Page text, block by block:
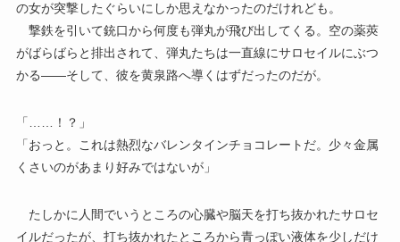
の女が突撃したぐらいにしか思えなかったのだけれども。
撃鉄を引いて銃口から何度も弾丸が飛び出してくる。空の薬莢
がばらばらと排出されて、弾丸たちは一直線にサロセイルにぶつ
かる――そして、彼を黄泉路へ導くはずだったのだが。
「……！？」
「おっと。これは熱烈なバレンタインチョコレートだ。少々金属
くさいのがあまり好みではないが」
たしかに人間でいうところの心臓や脳天を打ち抜かれたサロセ
イルだったが、打ち抜かれたところから青っぽい液体を少しだけ